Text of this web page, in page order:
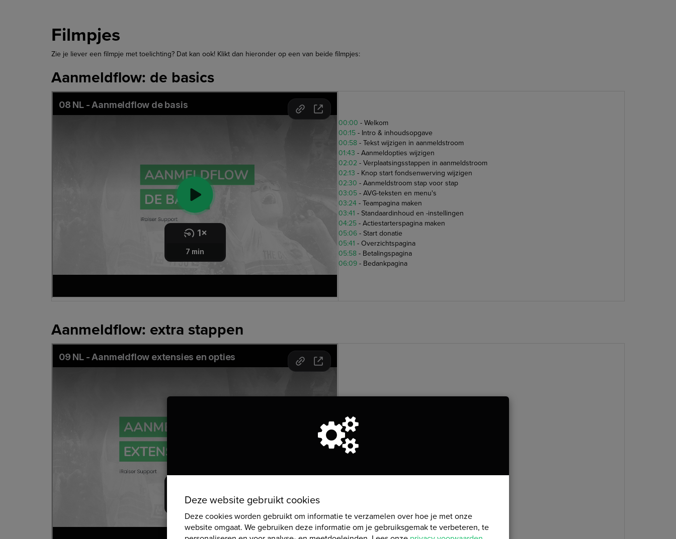
Filmpjes
Zie je liever een filmpje met toelichting? Dat kan ook! Klikt dan hieronder op een van beide filmpjes:
Aanmeldflow: de basics
00:00 -Welkom
00:15- Intro & inhoudsopgave
00:58-Tekst wijzigen in aanmeldstroom
01:43 -Aanmeldopties wijzigen
02:02 -Verplaatsingsstappen in aanmeldstroom
02:13 - Knop start fondsenwerving wijzigen
02:30 -Aanmeldstroom stap voor stap
03:05-AVG-teksten en menu's
03:24-Teampagina maken
03:41 -Standaardinhoud en -instellingen
04:25-Actiestarterspagina maken
05:06-Start donatie
05:41 -Overzichtspagina
05:58- Betalingspagina
06:09- Bedankpagina
Aanmeldflow: extra stappen
00:31
02:05-
03:15
05:07-
05:31-
06:08-Webshop
Deze website gebruikt cookies
Deze cookies worden gebruikt om informatie te verzamelen over hoe je met onze
website omgaat. We gebruiken deze informatie om je gebruiksgemak te verbeteren, te